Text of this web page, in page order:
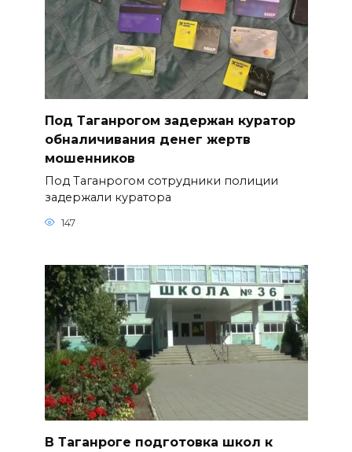
Под Таганрогом задержан куратор
обналичивания денег жертв
мошенников
Под Таганрогом сотрудники полиции
задержали куратора
147
В Таганроге подготовка школ к